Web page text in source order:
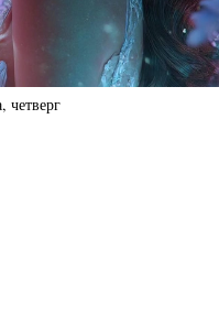
четверг